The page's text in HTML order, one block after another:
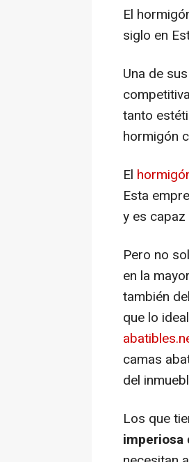
El
siglo en
Una de
tanto
hormigón
El
Esta
y es
Pero no
en la
también
que lo
camas
del
Los que
imperiosa